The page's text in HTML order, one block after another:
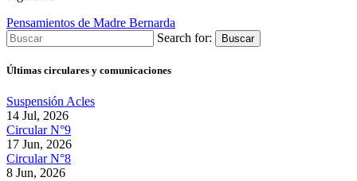
Pensamientos de Madre Bernarda
Search for:
Buscar
Últimas circulares y comunicaciones
Suspensión Acles
14 Jul, 2026
Circular N°9
17 Jun, 2026
Circular N°8
8 Jun, 2026